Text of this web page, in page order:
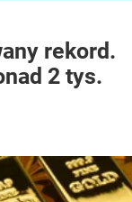
rekord.
2 tys.